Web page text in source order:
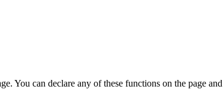
You can declare any of these functions on the page